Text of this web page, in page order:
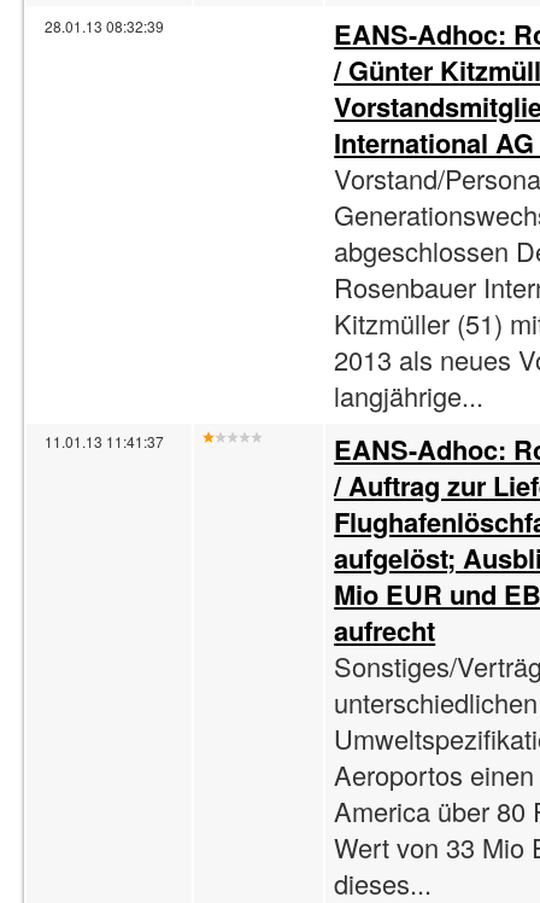
28.01.13 08:32:39
EANS-Adhoc:
/ Günter
International
Vorstand/
abgeschlossen
Rosenbauer
Kitzmüller (51)
2013 als neues
langjährige...
11.01.13 11:41:37
EANS-Adhoc:
/ Auftrag zur
aufgelöst;
Mio EUR und
aufrecht
Sonstiges/
Aeroportos
America über 80
Wert von 33 Mio
dieses...